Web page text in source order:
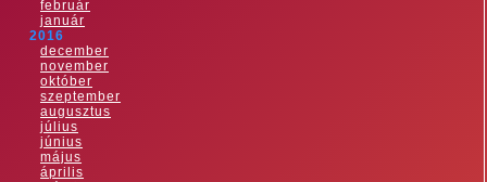
február
január
2016
december
november
október
szeptember
augusztus
július
június
május
április